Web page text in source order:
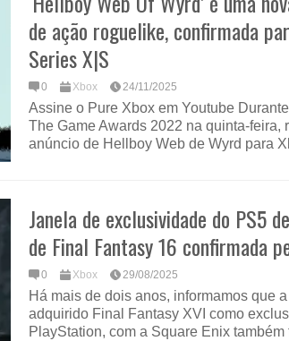
de ação roguelike, confirmada
Series X|S
0 Xbox 24/11/2025
Assine o Pure Xbox em Youtube
The Game Awards 2022 na quinta-feira,
anúncio de Hellboy Web de Wyrd para
Janela de exclusividade do PS5
de Final Fantasy 16 confirmada
0 Xbox 29/08/2025
Há mais de dois anos, informamos que
adquirido Final Fantasy XVI como
PlayStation, com a Square Enix também